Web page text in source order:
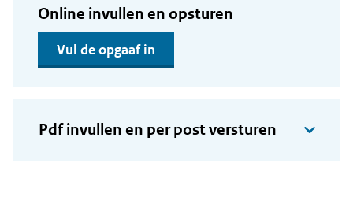
Online invullen en opsturen
Vul de opgaaf in
Pdf invullen en per post versturen